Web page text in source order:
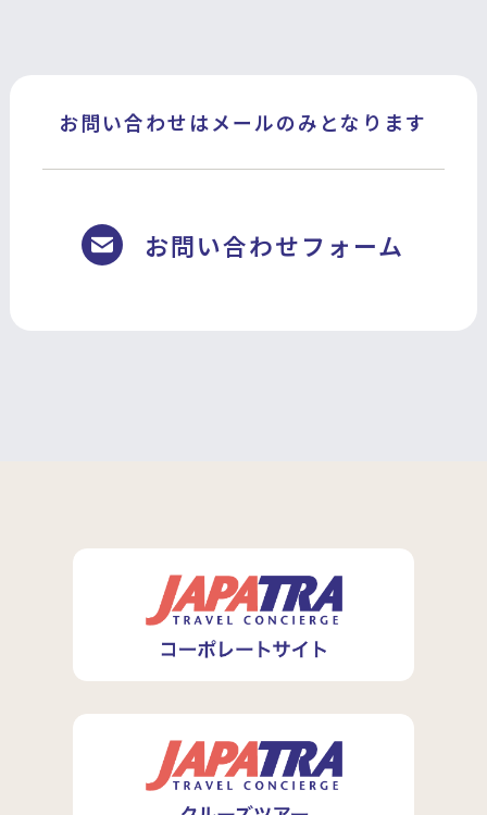
お問い合わせはメールのみとなります
お問い合わせフォーム